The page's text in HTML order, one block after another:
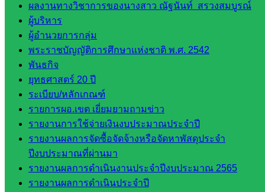
ผลงานทางวิชาการของนางสาว ณัฐนันท์ สรวงสมบูรณ์
ผู้บริหาร
ผู้อำนวยการกลุ่ม
พระราชบัญญัติการศึกษาแห่งชาติ พ.ศ. 2542
พันธกิจ
ยุทธศาสตร์ 20 ปี
ระเบียบ/หลักเกณฑ์
รายการผอ.เขต เยี่ยมยามถามข่าว
รายงานการใช้จ่ายเงินงบประมาณประจำปี
รายงานผลการจัดซื้อจัดจ้างหรือจัดหาพัสดุประจำ
ปีงบประมาณที่ผ่านมา
รายงานผลการดำเนินงานประจำปีงบประมาณ 2565
รายงานผลการดำเนินประจำปี
กลุ่
มอำนวย
การ
กลุ่ม
บริหาร
งานงาน
เงินและ
สินทรัพย์
กลุ่มน
โยบาย
และแผน
กลุ่มส่ง